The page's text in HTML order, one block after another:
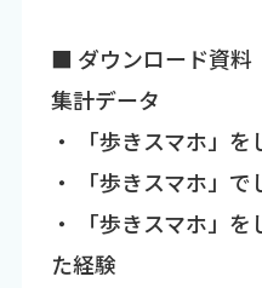
■ ダウンロード資料
集計データ
・ 「歩きスマホ」を
・ 「歩きスマホ」で
・ 「歩きスマホ」
た経験